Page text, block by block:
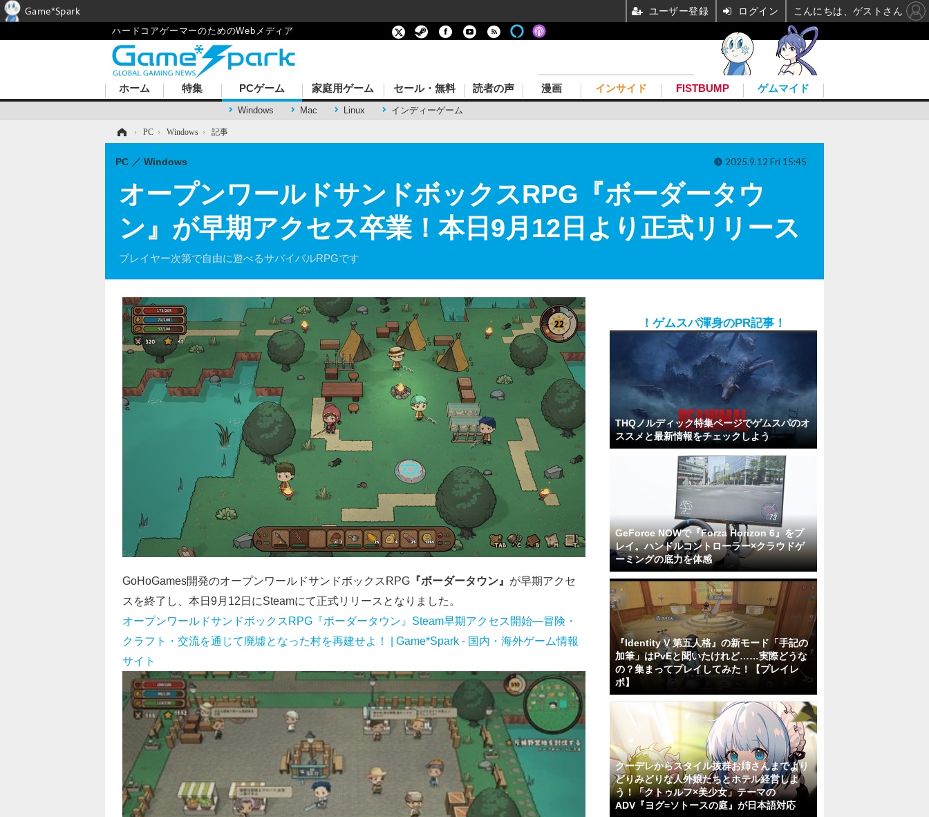
ハードコアゲーマーのためのWebメディア
ホーム 特集 PCゲーム
Windows Mac Linux インディーゲーム
家庭用ゲーム セール・無料 読者の声 漫画 インサイド FISTBUMP ゲムマイド
› PC › Windows › 記事
オープンワールドサンドボックスRPG『ボーダータウ
ン』が早期アクセス卒業！本日9月12日より正式リリース
プレイヤー次第で自由に遊べるサバイバルRPGです
PC Windows 2025.9.12 Fri 15:45
GoHoGames開発のオープンワールドサンドボックスRPG 『ボーダータウン』 が早期アクセ
スを終了し、本日9月12日にSteamにて正式リリースとなりました。
オープンワールドサンドボックスRPG『ボーダータウン』Steam早期アクセス開始―冒険・
クラフト・交流を通じて廃墟となった村を再建せよ！ | Game*Spark - 国内・海外ゲーム情報
サイト
！ゲムスパ渾身のPR記事！
THQノルディック特集ページでゲムスパのオ
ススメと最新情報をチェックしよう
GeForce NOWで『Forza Horizon 6』をプ
レイ。ハンドルコントローラー×クラウドゲ
ーミングの底力を体感
『Identity V 第五人格』の新モード「手記の
加筆」はPvEと聞いたけれど……実際どうな
の？集まってプレイしてみた！【プレイレ
ポ】
クーデレからスタイル抜群お姉さんまでより
どりみどりな人外娘たちとホテル経営しよ
う！「クトゥルフ×美少女」テーマの
ADV『ヨグ=ソトースの庭』が日本語対応
Game*Spark ユーザー登録 ログイン こんにちは、ゲストさん